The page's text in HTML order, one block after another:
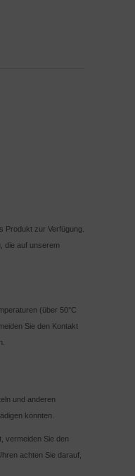
Produkt zur Verfügung.
die auf unserem
(über 50°C
Sie den Kontakt
und anderen
könnten.
vermeiden Sie den
achten Sie darauf,